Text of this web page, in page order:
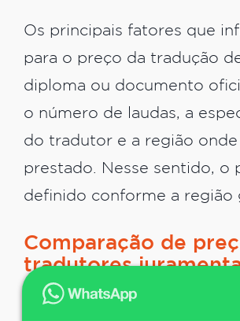
Os principais fatores que
para o preço da tradução
diploma ou documento
o número de laudas, a
do tradutor e a região
prestado. Nesse sentido, o
definido conforme a região
Comparação de
tradutores